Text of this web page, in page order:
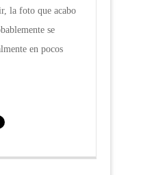
la foto que acabo
se
en pocos